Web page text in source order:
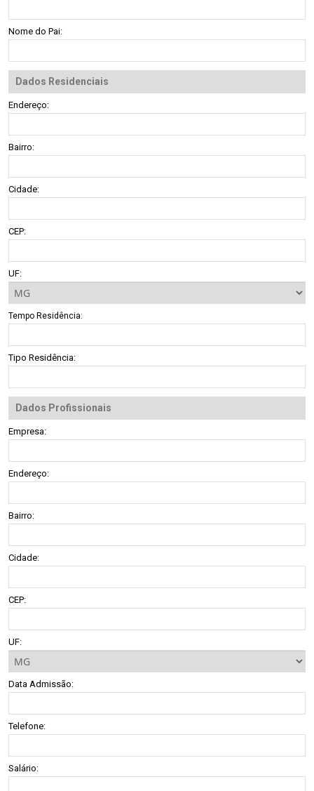
Nome do Pai:
Dados Residenciais
Endereço:
Bairro:
Cidade:
CEP:
UF:
Tempo Residência:
Tipo Residência:
Dados Profissionais
Empresa:
Endereço:
Bairro:
Cidade:
CEP:
UF:
Data Admissão:
Telefone:
Salário: